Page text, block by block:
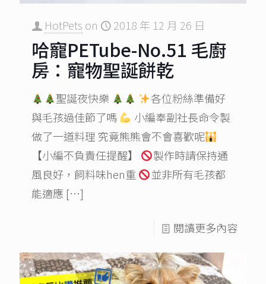
HotPets on 2018 年 12 月 26 日
哈寵PETube-No.51 毛廚
房：寵物聖誕餅乾
聖誕夜快樂
各位粉絲準備好
與毛孩過佳節了嗎
小編奉副社長命令製
做了一道料理 究竟熊熊會不會喜歡呢
【小編不負責任提醒】
製作時請保持通
風良好，飼料味hen重
並非所有毛孩都
能適應 […]
閱讀更多內容